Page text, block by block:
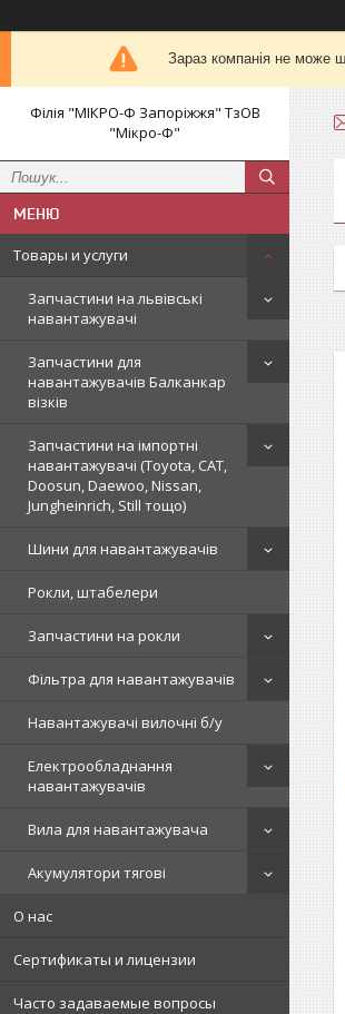
Зараз компанія не може
Філія "МІКРО-Ф Запоріжжя" ТзОВ
"Мікро-Ф"
Товары и услуги
Запчастини на львівські
навантажувачі
Запчастини для
навантажувачів Балканкар
візків
Запчастини на імпортні
навантажувачі (Toyota, CAT,
Doosun, Daewoo, Nissan,
Jungheinrich, Still тощо)
Шини для навантажувачів
Рокли, штабелери
Запчастини на рокли
Фільтра для навантажувачів
Навантажувачі вилочні б/у
Електрообладнання
навантажувачів
Вила для навантажувача
Акумулятори тягові
О нас
Сертификаты и лицензии
Часто задаваемые вопросы